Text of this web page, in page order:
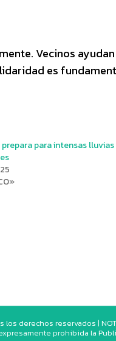
Vecinos
es
prepara para intensas lluvias
los derechos reservados |
prohibida la